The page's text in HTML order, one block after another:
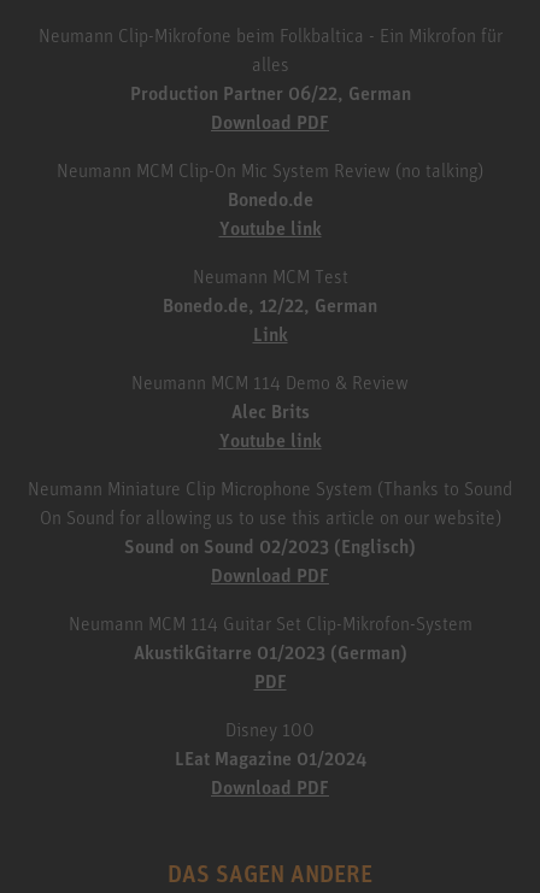
Neumann Clip-Mikrofone beim Folkbaltica - Ein Mikrofon für
alles
Production Partner 06/22, German
Download PDF
Neumann MCM Clip-On Mic System Review (no talking)
Bonedo.de
Youtube link
Neumann MCM Test
Bonedo.de, 12/22, German
Link
Neumann MCM 114 Demo & Review
Alec Brits
Youtube link
Neumann Miniature Clip Microphone System (Thanks to Sound
On Sound for allowing us to use this article on our website)
Sound on Sound 02/2023 (Englisch)
Download PDF
Neumann MCM 114 Guitar Set Clip-Mikrofon-System
AkustikGitarre 01/2023 (German)
PDF
Disney 100
LEat Magazine 01/2024
Download PDF
DAS SAGEN ANDERE